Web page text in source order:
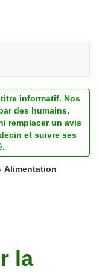
informatif. Nos
des humains.
remplacer un avis
et suivre ses
Alimentation
la